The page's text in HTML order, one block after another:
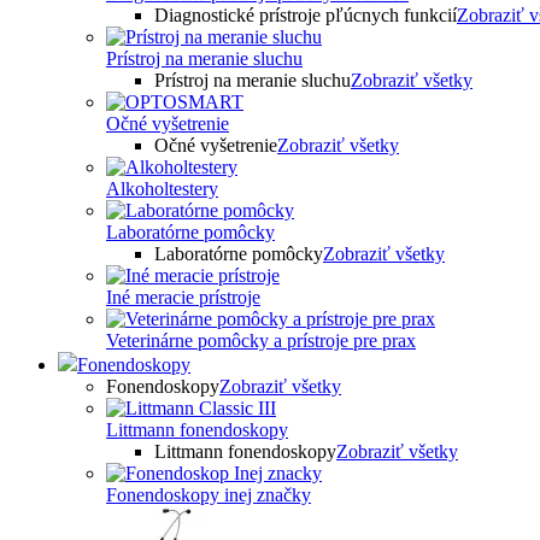
Diagnostické prístroje pľúcnych funkciíZobraziť
Prístroj na meranie sluchu
Prístroj na meranie sluchuZobraziť všetky
Očné vyšetrenie
Očné vyšetrenieZobraziť všetky
Alkoholtestery
Laboratórne pomôcky
Laboratórne pomôckyZobraziť všetky
Iné meracie prístroje
Veterinárne pomôcky a prístroje pre prax
Fonendoskopy
FonendoskopyZobraziť všetky
Littmann fonendoskopy
Littmann fonendoskopyZobraziť všetky
Fonendoskopy inej značky